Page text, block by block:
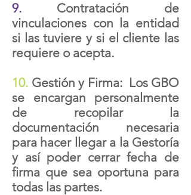
9. Contratación de
vinculaciones con la entidad
si las tuviere y si el cliente las
requiere o acepta.
10. Gestión y Firma: Los GBO
se encargan personalmente
de recopilar la
documentación necesaria
para hacer llegar a la Gestoría
y así poder cerrar fecha de
firma que sea oportuna para
todas las partes.